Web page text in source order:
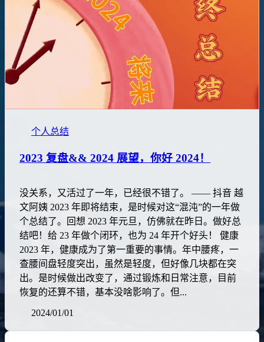
个人总结
2023 复盘&& 2024 展望，你好 2024！
没关系，又活过了一年，已经很不错了。 —— 抖音 越
文阿姨 2023 年即将结束，是时候对这“混沌”的一年做
个总结了。回想 2023 年元旦，仿佛就在昨日。做好总
结吧！给 23 年做个闭环，也为 24 年开个好头！ 健康
2023 年，健康成为了第一重要的事情。年中腰疼，一
查腰间盘轻度突出，虽然是轻度，但好像几块都在突
出。是时候做出改变了，通过锻炼和日常注意，目前
恢复的还算不错，基本没啥影响了。但...
2024/01/01